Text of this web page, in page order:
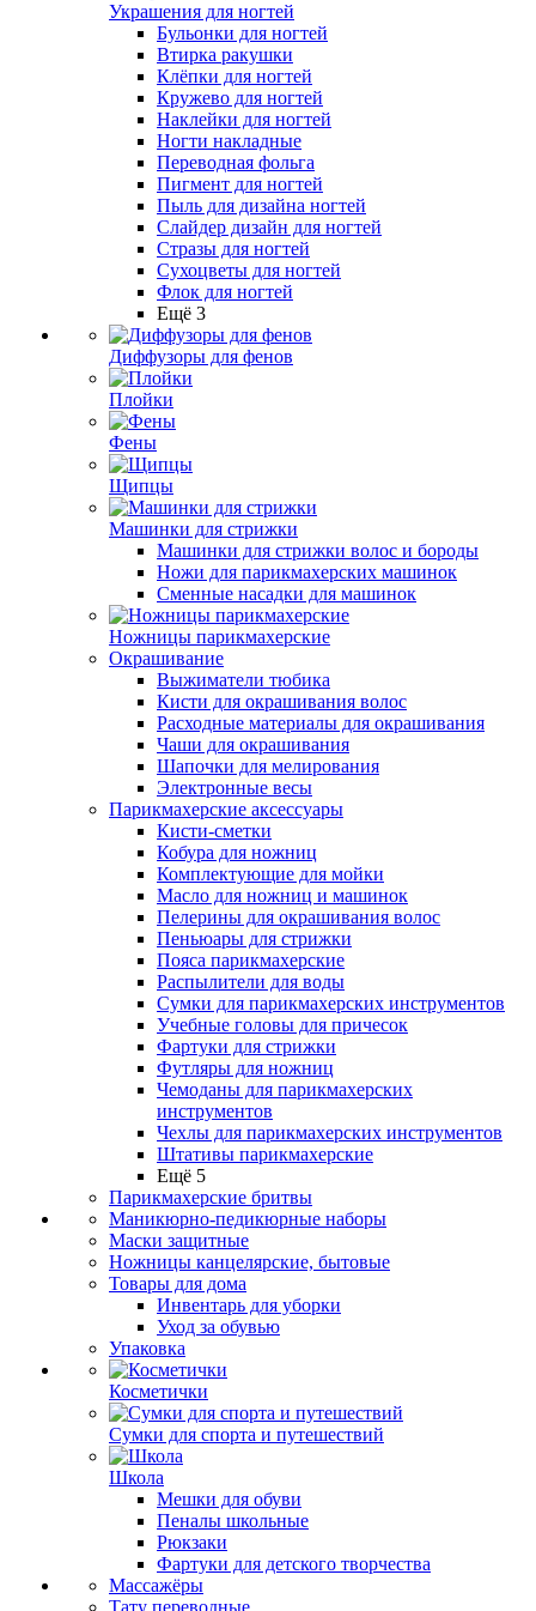
Украшения для ногтей
Бульонки для ногтей
Втирка ракушки
Клёпки для ногтей
Кружево для ногтей
Наклейки для ногтей
Ногти накладные
Переводная фольга
Пигмент для ногтей
Пыль для дизайна ногтей
Слайдер дизайн для ногтей
Стразы для ногтей
Сухоцветы для ногтей
Флок для ногтей
Ещё 3
Диффузоры для фенов
Плойки
Фены
Щипцы
Машинки для стрижки
Машинки для стрижки волос и бороды
Ножи для парикмахерских машинок
Сменные насадки для машинок
Ножницы парикмахерские
Окрашивание
Выжиматели тюбика
Кисти для окрашивания волос
Расходные материалы для окрашивания
Чаши для окрашивания
Шапочки для мелирования
Электронные весы
Парикмахерские аксессуары
Кисти-сметки
Кобура для ножниц
Комплектующие для мойки
Масло для ножниц и машинок
Пелерины для окрашивания волос
Пеньюары для стрижки
Пояса парикмахерские
Распылители для воды
Сумки для парикмахерских инструментов
Учебные головы для причесок
Фартуки для стрижки
Футляры для ножниц
Чемоданы для парикмахерских
инструментов
Чехлы для парикмахерских инструментов
Штативы парикмахерские
Ещё 5
Парикмахерские бритвы
Маникюрно-педикюрные наборы
Маски защитные
Ножницы канцелярские, бытовые
Товары для дома
Инвентарь для уборки
Уход за обувью
Упаковка
Косметички
Сумки для спорта и путешествий
Школа
Мешки для обуви
Пеналы школьные
Рюкзаки
Фартуки для детского творчества
Массажёры
Тату переводные